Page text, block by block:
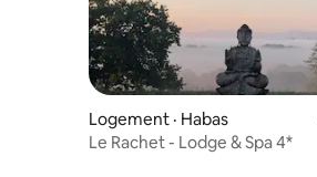
Logement · Habas
Le Rachet - Lodge & Spa 4*